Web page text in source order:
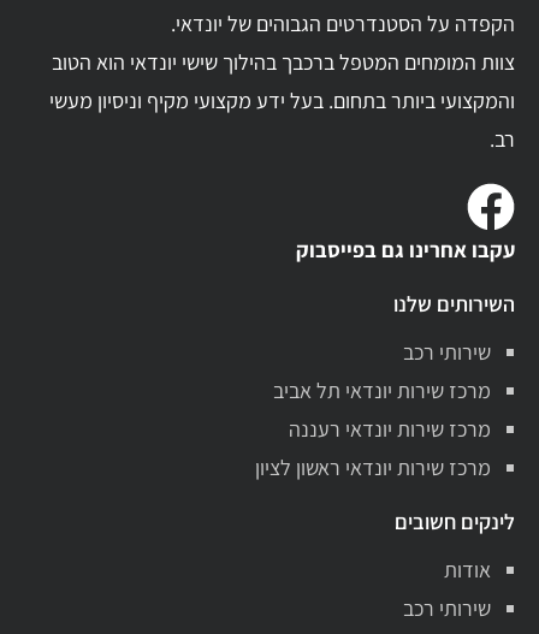
הקפדה על הסטנדרטים הגבוהים של יונדאי.
צוות המומחים המטפל ברכבך בהילוך שישי יונדאי הוא הטוב
והמקצועי ביותר בתחום. בעל ידע מקצועי מקיף וניסיון מעשי
רב.
עקבו אחרינו גם בפייסבוק
השירותים שלנו
שירותי רכב
מרכז שירות יונדאי תל אביב
מרכז שירות יונדאי רעננה
מרכז שירות יונדאי ראשון לציון
לינקים חשובים
אודות
שירותי רכב